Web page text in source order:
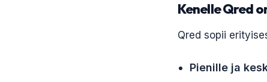
Kenelle Qred
Qred sopii
Pienille ja